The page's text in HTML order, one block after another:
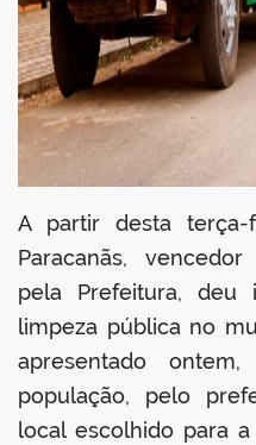
A partir desta terça-
Paracanãs,
pela Prefeitura, deu
limpeza pública no
apresentado
população, pelo
local escolhido para